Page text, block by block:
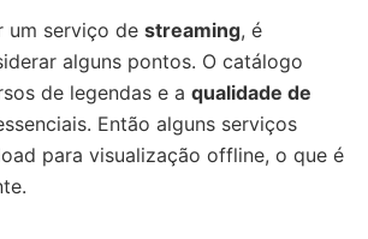
um serviço de streaming, é
alguns pontos. O catálogo
de legendas e a qualidade de
Então alguns serviços
para visualização offline, o que é